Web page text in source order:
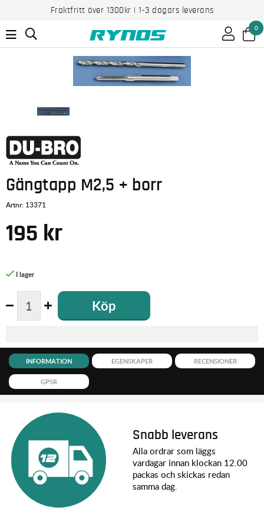
Fraktfritt över 1300kr | 1-3 dagars leverans
0
Gängtapp M2,5 + borr
Artnr: 13371
195 kr
Köp
INFORMATION EGENSKAPER RECENSIONER
GPSR
Snabb leverans
Alla ordrar som läggs
vardagar innan klockan 12.00
packas och skickas redan
samma dag.